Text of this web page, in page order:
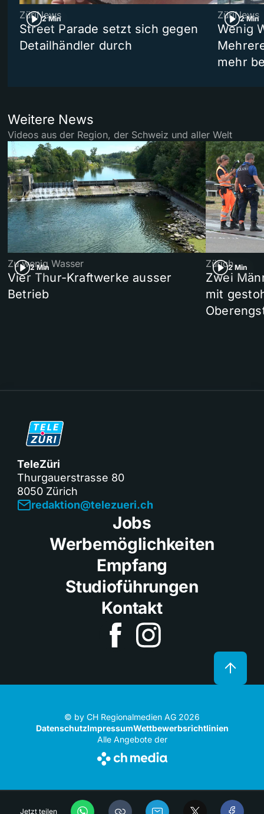
Jetzt teilen
2 Min
ZüriNews
Street Parade setzt sich gegen
Detailhändler durch
2 Min
ZüriNews
Wenig
mehr
Weitere News
Videos aus der Region, der Schweiz und aller Welt
2 Min
Zu wenig Wasser
Vier Thur-Kraftwerke ausser
Betrieb
2 Min
Zürich
Zwei
mit
TeleZüri
Thurgauerstrasse 80
8050 Zürich
redaktion@telezueri.ch
Jobs
Werbemöglichkeiten
Empfang
Studioführungen
Kontakt
© by CH Regionalmedien AG 2026
DatenschutzImpressumWettbewerbsrichtlinien
Alle Angebote der